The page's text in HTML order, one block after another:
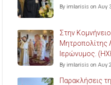
By imlarisis on Αυγ
Στην
Μητροπολίτης
Ιερώνυμος.
By imlarisis on Αυγ
Παρακλήσεις